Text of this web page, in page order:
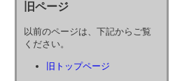
旧ページ
以前のページは、下記からご覧
ください。
旧トップページ